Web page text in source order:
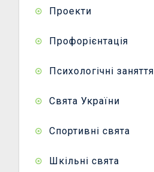
Проекти
Профорієнтація
Психологічні заняття
Свята України
Спортивні свята
Шкільні свята